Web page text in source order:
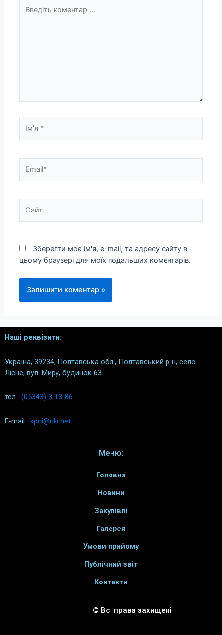
Зберегти моє ім'я, e-mail, та адресу сайту в
цьому браузері для моїх подальших коментарів.
Наші реквізити:
Україна, 39234, Полтавська обл., Полтавський р-н, село
Лісне, вул. Миру, будинок 63
тел. (05343) 3-13-86
E-mail: kpni@ukr.net
Меню:
Головна
Новини
Закупівлі
Галерея
Умови прийому
Публічний звіт
Контакти
© Всі права захищені